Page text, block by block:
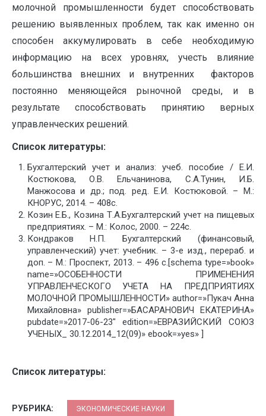
молочной промышленности будет способствовать
решению выявленных проблем, так как именно он
способен аккумулировать в себе необходимую
информацию на всех уровнях, учесть влияние
большинства внешних и внутренних факторов
постоянно меняющейся рыночной среды, и в
результате способствовать принятию верных
управленческих решений.
Список литературы:
Бухгалтерский учет и анализ: учеб. пособие / Е.И.
Костюкова, О.В. Ельчанинова, С.А.Тунин, И.Б.
Манжосова и др.; под. ред. Е.И. Костюковой. – М.:
КНОРУС, 2014. – 408с.
Козин Е.Б., Козина Т.А.Бухгалтерский учет на пищевых
предприятиях. – М.: Колос, 2000. – 224с.
Кондраков Н.П. Бухгалтерский (финансовый,
управленческий) учет: учебник. – 3-е изд., перераб. и
доп. – М.: Проспект, 2013. – 496 с.[schema type=»book»
name=»ОСОБЕННОСТИ ПРИМЕНЕНИЯ
УПРАВЛЕНЧЕСКОГО УЧЕТА НА ПРЕДПРИЯТИЯХ
МОЛОЧНОЙ ПРОМЫШЛЕННОСТИ» author=»Пукач Анна
Михайловна» publisher=»БАСАРАНОВИЧ ЕКАТЕРИНА»
pubdate=»2017-06-23″ edition=»ЕВРАЗИЙСКИЙ СОЮЗ
УЧЕНЫХ_ 30.12.2014_12(09)» ebook=»yes» ]
Список литературы:
РУБРИКА: ЭКОНОМИЧЕСКИЕ НАУКИ